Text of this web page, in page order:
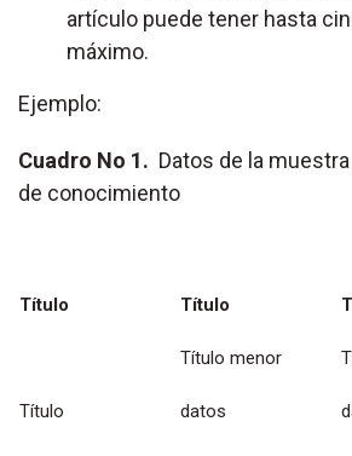
artículo puede tener hasta
máximo.
Ejemplo:
Cuadro No 1. Datos de la
de conocimiento
Título Título
Título menor
Título datos